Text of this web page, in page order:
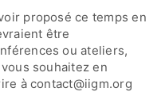
proposé ce temps en
être
ou ateliers,
souhaitez en
à contact@iigm.org